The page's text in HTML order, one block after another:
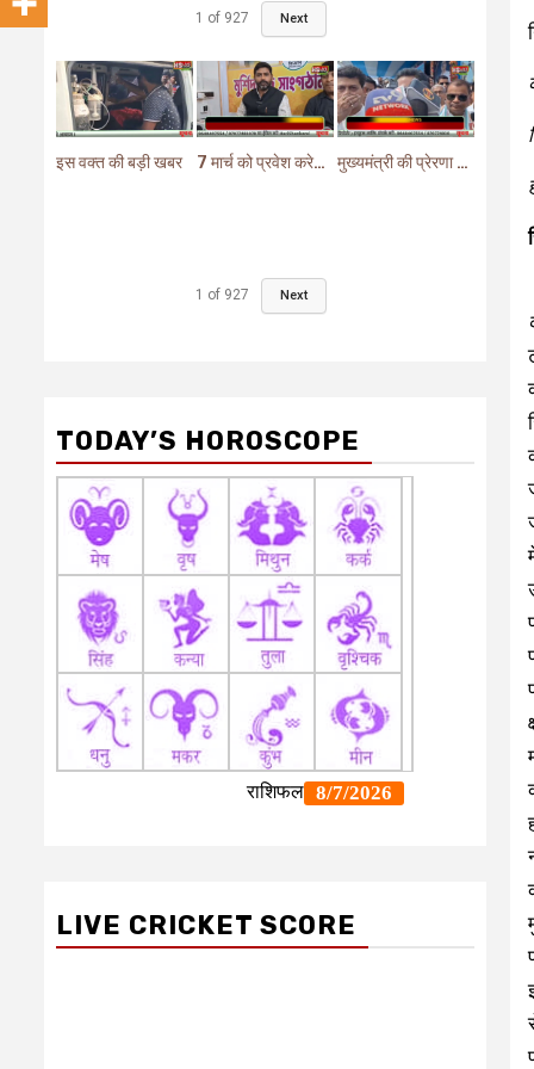
1 of 927 Next
इस वक्त की बड़ी खबर 7 मार्च को प्रवेश करेगा मुर्शिदाबाद में बीजेपी का परिवर्तन यात्रा रथ मुख्यमंत्री की प्रेरणा से दो महत्वपूर्ण योजनाओं का हुआ शिलान्यास
1 of 927 Next
TODAY’S HOROSCOPE
LIVE CRICKET SCORE